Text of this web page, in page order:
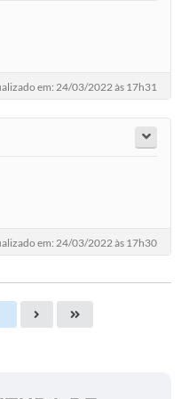
em: 24/03/2022 às 17h31
em: 24/03/2022 às 17h30